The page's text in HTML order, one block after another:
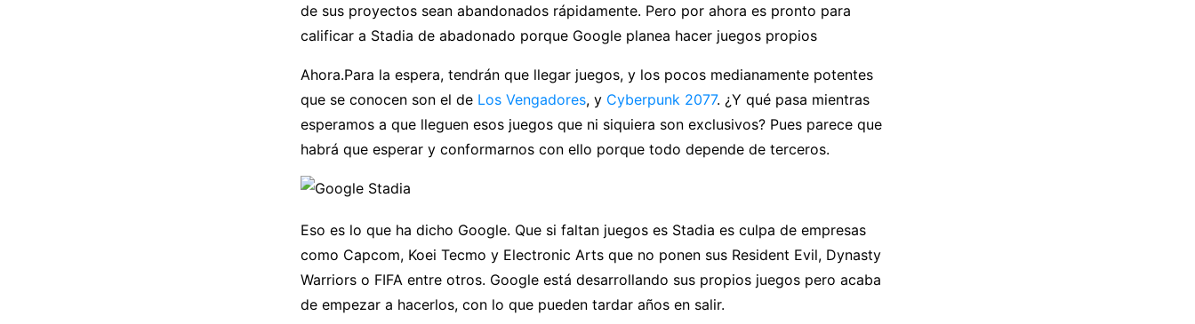
de sus proyectos sean abandonados rápidamente. Pero por ahora es pronto para
calificar a Stadia de abadonado porque Google planea hacer juegos propios
Ahora.Para la espera, tendrán que llegar juegos, y los pocos medianamente potentes
que se conocen son el de Los Vengadores, y Cyberpunk 2077. ¿Y qué pasa mientras
esperamos a que lleguen esos juegos que ni siquiera son exclusivos? Pues parece que
habrá que esperar y conformarnos con ello porque todo depende de terceros.
Eso es lo que ha dicho Google. Que si faltan juegos es Stadia es culpa de empresas
como Capcom, Koei Tecmo y Electronic Arts que no ponen sus Resident Evil, Dynasty
Warriors o FIFA entre otros. Google está desarrollando sus propios juegos pero acaba
de empezar a hacerlos, con lo que pueden tardar años en salir.